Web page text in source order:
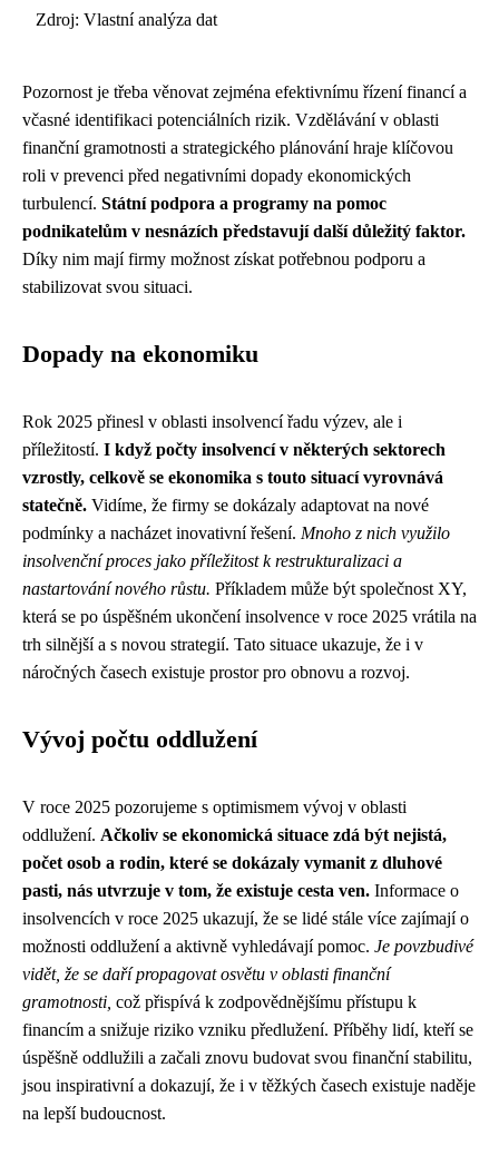
Zdroj: Vlastní analýza dat
Pozornost je třeba věnovat zejména efektivnímu řízení financí a
včasné identifikaci potenciálních rizik. Vzdělávání v oblasti
finanční gramotnosti a strategického plánování hraje klíčovou
roli v prevenci před negativními dopady ekonomických
turbulencí. Státní podpora a programy na pomoc
podnikatelům v nesnázích představují další důležitý faktor.
Díky nim mají firmy možnost získat potřebnou podporu a
stabilizovat svou situaci.
Dopady na ekonomiku
Rok 2025 přinesl v oblasti insolvencí řadu výzev, ale i
příležitostí. I když počty insolvencí v některých sektorech
vzrostly, celkově se ekonomika s touto situací vyrovnává
statečně. Vidíme, že firmy se dokázaly adaptovat na nové
podmínky a nacházet inovativní řešení. Mnoho z nich využilo
insolvenční proces jako příležitost k restrukturalizaci a
nastartování nového růstu. Příkladem může být společnost XY,
která se po úspěšném ukončení insolvence v roce 2025 vrátila na
trh silnější a s novou strategií. Tato situace ukazuje, že i v
náročných časech existuje prostor pro obnovu a rozvoj.
Vývoj počtu oddlužení
V roce 2025 pozorujeme s optimismem vývoj v oblasti
oddlužení. Ačkoliv se ekonomická situace zdá být nejistá,
počet osob a rodin, které se dokázaly vymanit z dluhové
pasti, nás utvrzuje v tom, že existuje cesta ven. Informace o
insolvencích v roce 2025 ukazují, že se lidé stále více zajímají o
možnosti oddlužení a aktivně vyhledávají pomoc. Je povzbudivé
vidět, že se daří propagovat osvětu v oblasti finanční
gramotnosti, což přispívá k zodpovědnějšímu přístupu k
financím a snižuje riziko vzniku předlužení. Příběhy lidí, kteří se
úspěšně oddlužili a začali znovu budovat svou finanční stabilitu,
jsou inspirativní a dokazují, že i v těžkých časech existuje naděje
na lepší budoucnost.